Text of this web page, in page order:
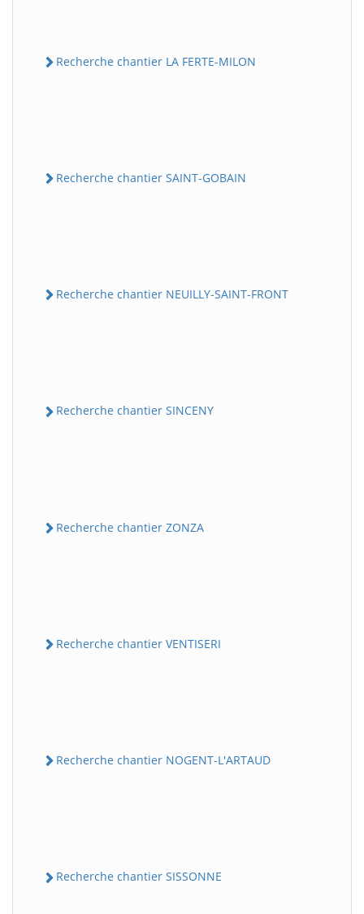
Recherche chantier LA FERTE-MILON
Recherche chantier SAINT-GOBAIN
Recherche chantier NEUILLY-SAINT-FRONT
Recherche chantier SINCENY
Recherche chantier ZONZA
Recherche chantier VENTISERI
Recherche chantier NOGENT-L'ARTAUD
Recherche chantier SISSONNE